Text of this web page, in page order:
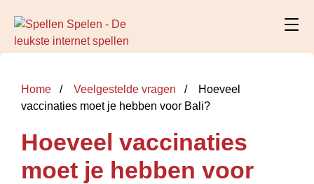
Home Veelgestelde vragen
Hoeveel
vaccinaties moet je hebben voor Bali?
Hoeveel vaccinaties
moet je hebben voor